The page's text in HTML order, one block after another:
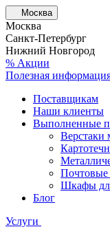
Москва
Москва
Санкт-Петербург
Нижний Новгород
% Акции
Полезная
Поставщикам
Наши клиенты
Выполненные
Верстаки
Шкафы
Блог
Услуги